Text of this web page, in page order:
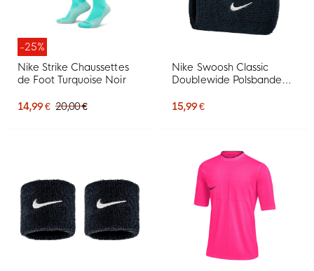
-25%
Nike Strike Chaussettes
de Foot Turquoise Noir
14,99 € 20,00 €
Nike Swoosh Classic
Doublewide Polsbanden
15,99 €